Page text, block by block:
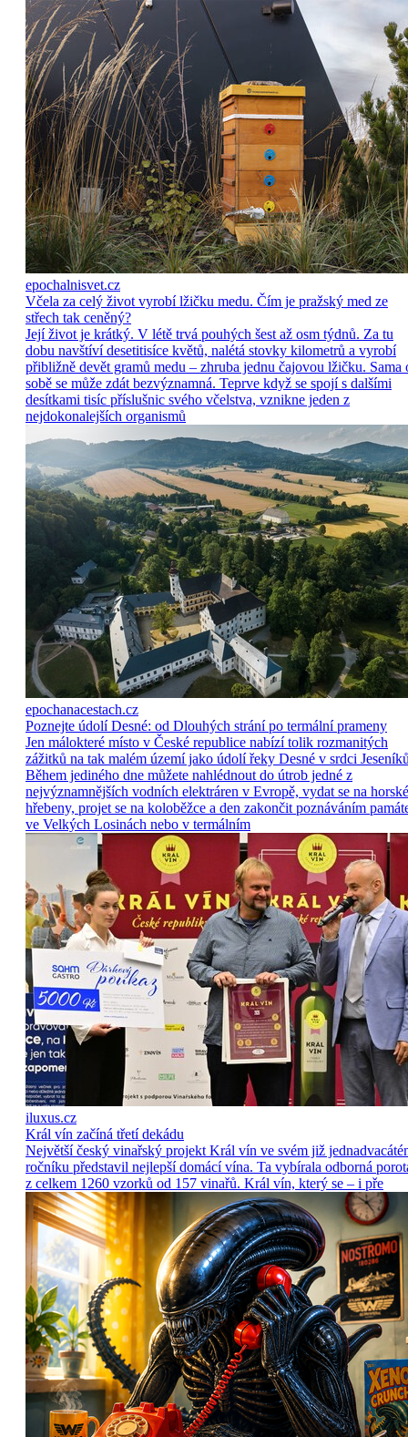
epochalnisvet.cz
Včela za celý život vyrobí lžičku medu. Čím je pražský med ze
střech tak ceněný?
Její život je krátký. V létě trvá pouhých šest až osm týdnů. Za tu
dobu navštíví desetitisíce květů, nalétá stovky kilometrů a vyrobí
přibližně devět gramů medu – zhruba jednu čajovou lžičku. Sama
sobě se může zdát bezvýznamná. Teprve když se spojí s dalšími
desítkami tisíc příslušnic svého včelstva, vznikne jeden z
nejdokonalejších organismů
epochanacestach.cz
Poznejte údolí Desné: od Dlouhých strání po termální prameny
Jen málokteré místo v České republice nabízí tolik rozmanitých
zážitků na tak malém území jako údolí řeky Desné v srdci
Během jediného dne můžete nahlédnout do útrob jedné z
nejvýznamnějších vodních elektráren v Evropě, vydat se na horské
hřebeny, projet se na koloběžce a den zakončit poznáváním
ve Velkých Losinách nebo v termálním
iluxus.cz
Král vín začíná třetí dekádu
Největší český vinařský projekt Král vín ve svém již
ročníku představil nejlepší domácí vína. Ta vybírala odborná
z celkem 1260 vzorků od 157 vinařů. Král vín, který se – i pře